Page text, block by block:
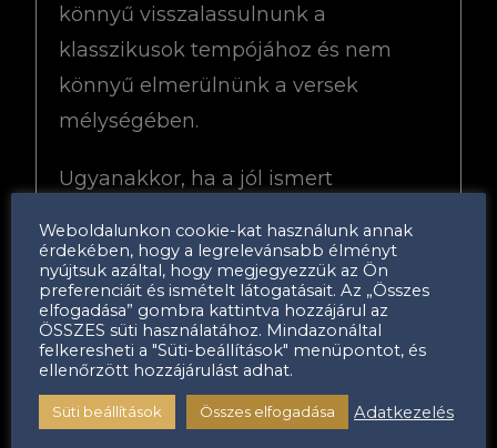
könnyű visszalassulnunk a
klasszikusok tempójához és nem
könnyű elmerülnünk a versek
mélységében.
Ugyanakkor, ha a jól ismert
tesszük még izgalmasabbá, úgy
hántjuk le róluk az újabbnál újabb
rétegeket, hogy ott, abban a
pillanatban az improvizatív
dallamoknak köszönhetően
megszületik a csoda, akkor
Weboldalunkon cookie-kat használunk annak
érdekében, hogy a legrelevánsabb élményt
nyújtsuk azáltal, hogy megjegyezzük az Ön
preferenciáit és ismételt látogatásait. Az „Összes
elfogadása” gombra kattintva hozzájárul az
ÖSSZES süti használatához. Mindazonáltal
felkeresheti a "Süti-beállítások" menüpontot, és
ellenőrzött hozzájárulást adhat.
Süti beállítások Összes elfogadása Adatkezelés